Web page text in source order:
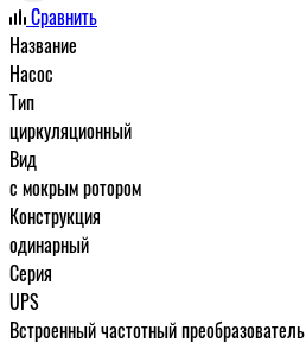
Сравнить
Название
Насос
Тип
циркуляционный
Вид
с мокрым ротором
Конструкция
одинарный
Серия
UPS
Встроенный частотный преобразователь